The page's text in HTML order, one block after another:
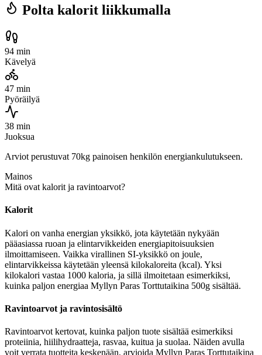
Polta kalorit liikkumalla
94 min
Kävelyä
47 min
Pyöräilyä
38 min
Juoksua
Arviot perustuvat 70kg painoisen henkilön energiankulutukseen.
Mainos
Mitä ovat kalorit ja ravintoarvot?
Kalorit
Kalori on vanha energian yksikkö, jota käytetään nykyään
pääasiassa ruoan ja elintarvikkeiden energiapitoisuuksien
ilmoittamiseen. Vaikka virallinen SI-yksikkö on joule,
elintarvikkeissa käytetään yleensä kilokaloreita (kcal). Yksi
kilokalori vastaa 1000 kaloria, ja sillä ilmoitetaan esimerkiksi,
kuinka paljon energiaa Myllyn Paras Torttutaikina 500g sisältää.
Ravintoarvot ja ravintosisältö
Ravintoarvot kertovat, kuinka paljon tuote sisältää esimerkiksi
proteiinia, hiilihydraatteja, rasvaa, kuitua ja suolaa. Näiden avulla
voit verrata tuotteita keskenään, arvioida Myllyn Paras Torttutaikina